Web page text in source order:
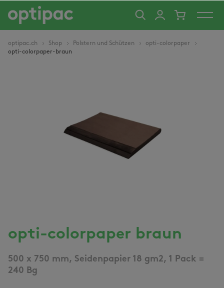
springen
optipac.ch Shop Polstern und Schützen
opti-colorpaper
opti-colorpaper-braun
opti-colorpaper braun
500 x 750 mm, Seidenpapier 18 gm2, 1 Pack =
240 Bg